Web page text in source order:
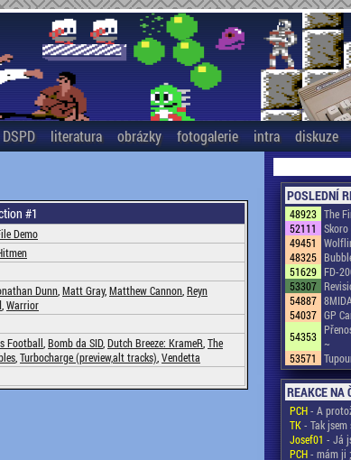
DSPD literatura obrázky fotogalerie intra diskuze
#1
Demo
Dunn Matt Gray, Matthew Cannon Reyn
Warrior
Football Bomb da SID, Dutch Breeze: KrameR The
Turbocharge (preview,alt tracks) Vendetta
POSLEDNÍ
48923 The
52111
49451
48325
51629 FD-
53307
54887
54037 GP
54353 ~
53571
REAKCE NA
PCH- A
TK- Tak jsem
Josef01 - Já
PCH- mám ji